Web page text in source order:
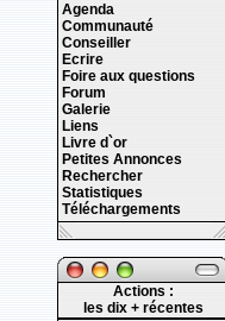
Agenda
Communauté
Conseiller
Ecrire
Foire aux questions
Forum
Galerie
Liens
Livre d`or
Petites Annonces
Rechercher
Statistiques
Téléchargements
Actions :
les dix + récentes